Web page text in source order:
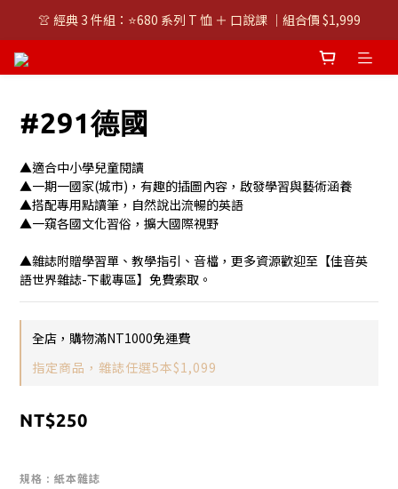
👚 經典 3 件組：⭐680 系列 T 恤 ＋ 口說課 ｜組合價 $1,999
👚 經典 3 件組：⭐680 系列 T 恤 ＋ 口說課 ｜組合價 $1,999
#291德國
▲適合中小學兒童閱讀
▲一期一國家(城市)，有趣的插圖內容，啟發學習與藝術涵養
▲搭配專用點讀筆，自然說出流暢的英語
▲一窺各國文化習俗，擴大國際視野
▲雜誌附贈學習單、教學指引、音檔，更多資源歡迎至【佳音英
語世界雜誌-下載專區】免費索取。
全店，購物滿NT1000免運費
指定商品，雜誌任選5本$1,099
NT$250
規格 : 紙本雜誌